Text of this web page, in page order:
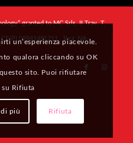
granted to MC Srls, II Trav. T.
PI 09941481211 , Rea: NA-
un’esperienza piacevole.
qualora cliccando su OK
sito. Puoi rifiutare
Rifiuta
di più Rifiuta